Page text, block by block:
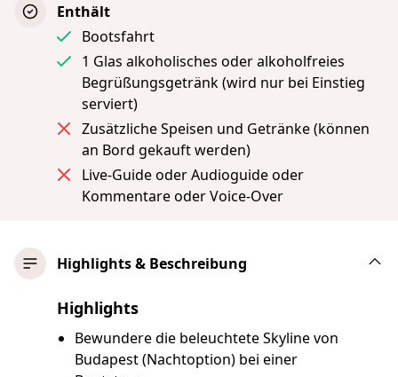
Enthält
Bootsfahrt
1 Glas alkoholisches oder alkoholfreies
Begrüßungsgetränk (wird nur bei Einstieg
serviert)
Zusätzliche Speisen und Getränke (können
an Bord gekauft werden)
Live-Guide oder Audioguide oder
Kommentare oder Voice-Over
Highlights & Beschreibung
Highlights
Bewundere die beleuchtete Skyline von
Budapest (Nachtoption) bei einer